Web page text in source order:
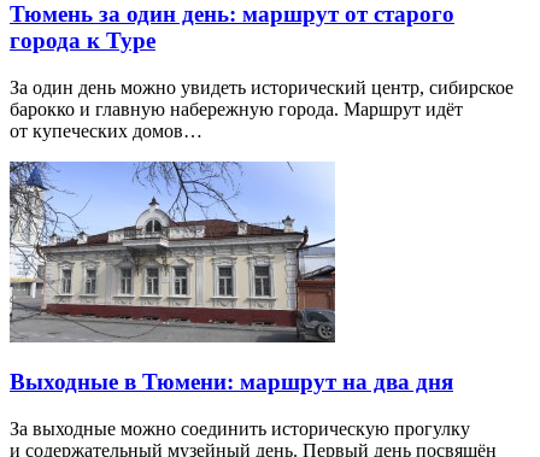
Тюмень за один день: маршрут от старого
города к Туре
За один день можно увидеть исторический центр, сибирское
барокко и главную набережную города. Маршрут идёт
от купеческих домов…
Выходные в Тюмени: маршрут на два дня
За выходные можно соединить историческую прогулку
и содержательный музейный день. Первый день посвящён